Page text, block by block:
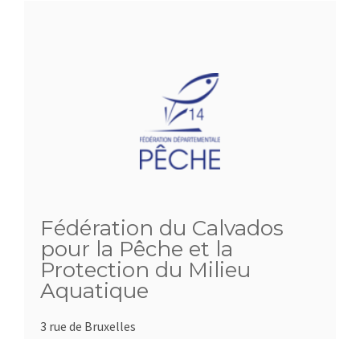
Fédération du Calvados
pour la Pêche et la
Protection du Milieu
Aquatique
3 rue de Bruxelles